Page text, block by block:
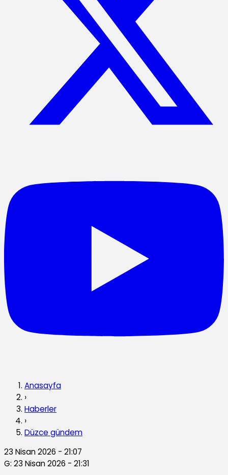
Anasayfa
›
Haberler
›
Düzce gündem
23 Nisan 2026 - 21:07
G: 23 Nisan 2026 - 21:31